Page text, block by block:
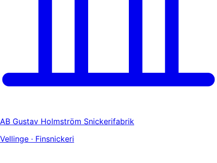
AB Gustav Holmström Snickerifabrik
Vellinge · Finsnickeri